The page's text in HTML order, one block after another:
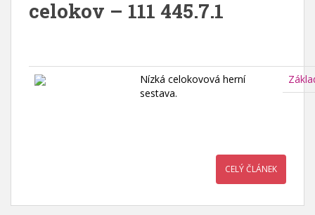
celokov – 111 445.7.1
Nízká celokovová herní
sestava.
CELÝ ČLÁNEK